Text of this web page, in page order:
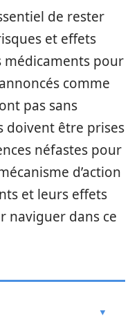
de rester
et effets
médicaments pour
comme
pas sans
doivent être prises
néfastes pour
d’action
et leurs effets
naviguer dans ce